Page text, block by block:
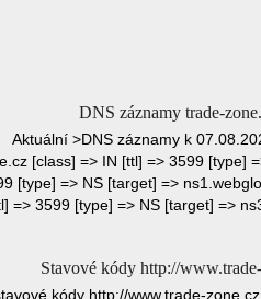
DNS záznamy trade-
Aktuální >DNS záznamy k
[class] => IN [ttl] => 3599 [type]
[type] => NS [target] =>
=> 3599 [type] => NS [target] =>
Stavové kódy http://
kódy http://www.trade-